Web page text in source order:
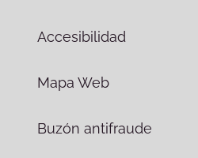
Accesibilidad
Mapa Web
Buzón antifraude